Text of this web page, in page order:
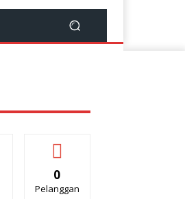
0
Pelanggan